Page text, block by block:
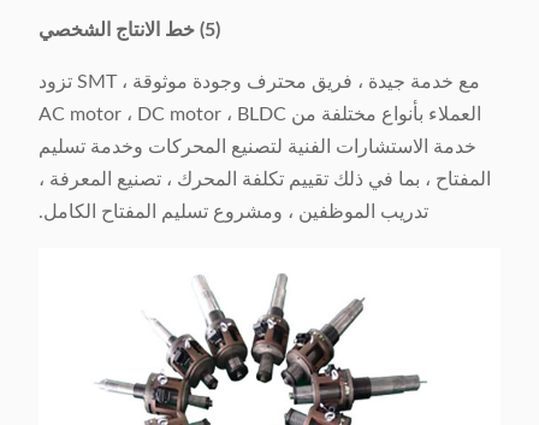
(5) خط الانتاج الشخصي
مع خدمة جيدة ، فريق محترف وجودة موثوقة ، SMT تزود
العملاء بأنواع مختلفة من AC motor ، DC motor ، BLDC
خدمة الاستشارات الفنية لتصنيع المحركات وخدمة تسليم
المفتاح ، بما في ذلك تقييم تكلفة المحرك ، تصنيع المعرفة ،
تدريب الموظفين ، ومشروع تسليم المفتاح الكامل.